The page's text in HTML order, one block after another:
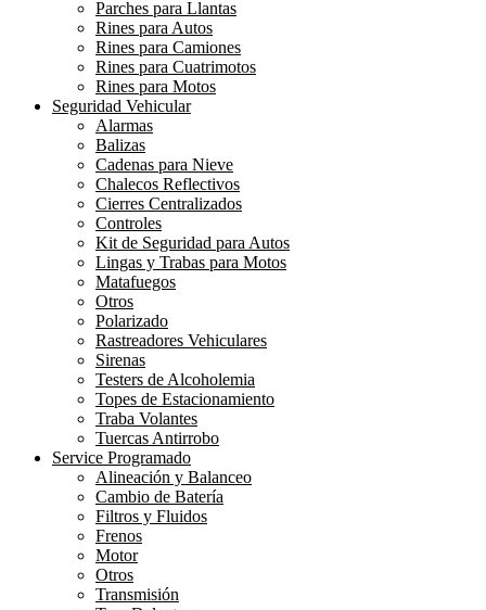
Parches para Llantas
Rines para Autos
Rines para Camiones
Rines para Cuatrimotos
Rines para Motos
Seguridad Vehicular
Alarmas
Balizas
Cadenas para Nieve
Chalecos Reflectivos
Cierres Centralizados
Controles
Kit de Seguridad para Autos
Lingas y Trabas para Motos
Matafuegos
Otros
Polarizado
Rastreadores Vehiculares
Sirenas
Testers de Alcoholemia
Topes de Estacionamiento
Traba Volantes
Tuercas Antirrobo
Service Programado
Alineación y Balanceo
Cambio de Batería
Filtros y Fluidos
Frenos
Motor
Otros
Transmisión